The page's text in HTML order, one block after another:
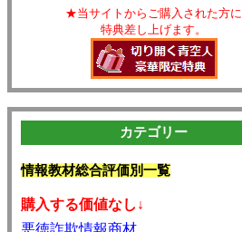
★当サイトからご購入された方に
特典差し上げます。
カテゴリー
情報教材総合評価別一覧
購入する価値なし↓
悪徳詐欺情報商材